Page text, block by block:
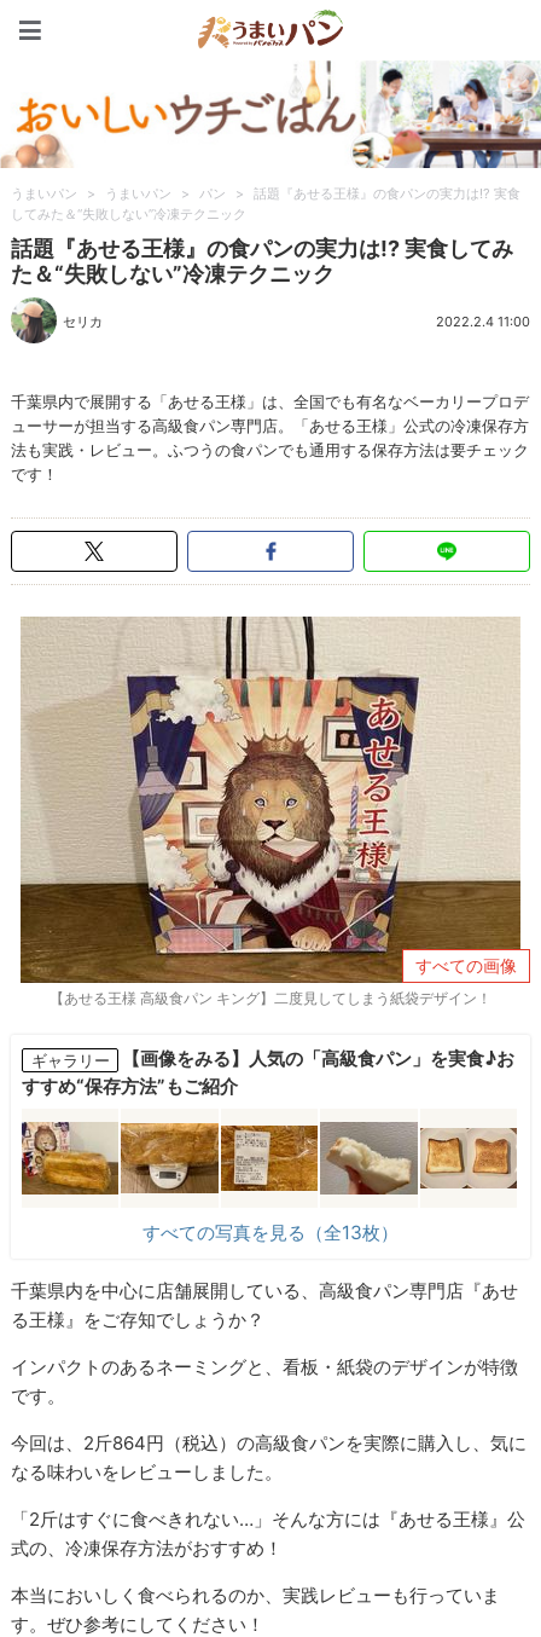
うまいパン > うまいパン > パン >
話題『あせる王様』の食パンの実力は!? 実食
してみた＆“失敗しない”冷凍テクニック
話題『あせる王様』の食パンの実力は!? 実食してみ
た＆“失敗しない”冷凍テクニック
セリカ 2022.2.4 11:00
千葉県内で展開する「あせる王様」は、全国でも有名なベーカリープロデ
ューサーが担当する高級食パン専門店。「あせる王様」公式の冷凍保存方
法も実践・レビュー。ふつうの食パンでも通用する保存方法は要チェック
です！
すべての画像
【あせる王様 高級食パン キング】二度見してしまう紙袋デザイン！
ギャラリー
【画像をみる】人気の「高級食パン」を実食♪お
すすめ“保存方法”もご紹介
すべての写真を見る（全13枚）
千葉県内を中心に店舗展開している、高級食パン専門店『あせ
る王様』をご存知でしょうか？
インパクトのあるネーミングと、看板・紙袋のデザインが特徴
です。
今回は、2斤864円（税込）の高級食パンを実際に購入し、気に
なる味わいをレビューしました。
「2斤はすぐに食べきれない…」そんな方には『あせる王様』公
式の、冷凍保存方法がおすすめ！
本当においしく食べられるのか、実践レビューも行っていま
す。ぜひ参考にしてください！